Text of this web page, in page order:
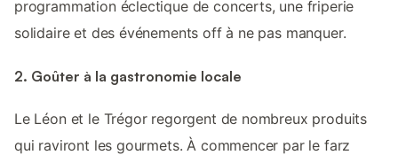
programmation éclectique de concerts, une friperie
solidaire et des événements off à ne pas manquer.
2. Goûter à la gastronomie locale
Le Léon et le Trégor regorgent de nombreux produits
qui raviront les gourmets. À commencer par le farz